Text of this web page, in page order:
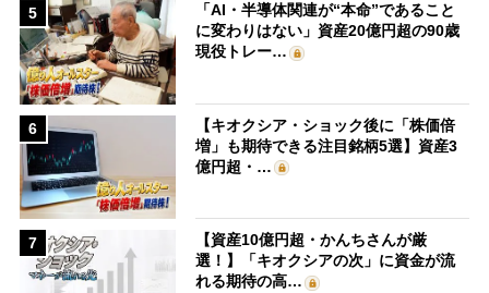
5
「AI・半導体関連が“本命”であること
に変わりはない」資産20億円超の90歳
現役トレー…
6
【キオクシア・ショック後に「株価倍
増」も期待できる注目銘柄5選】資産3
億円超・…
7
【資産10億円超・かんちさんが厳
選！】「キオクシアの次」に資金が流
れる期待の高…